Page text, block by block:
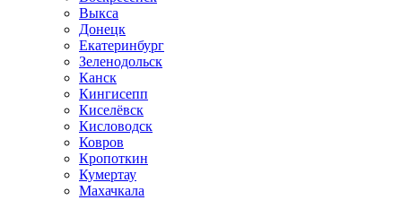
Выкса
Донецк
Екатеринбург
Зеленодольск
Канск
Кингисепп
Киселёвск
Кисловодск
Ковров
Кропоткин
Кумертау
Махачкала